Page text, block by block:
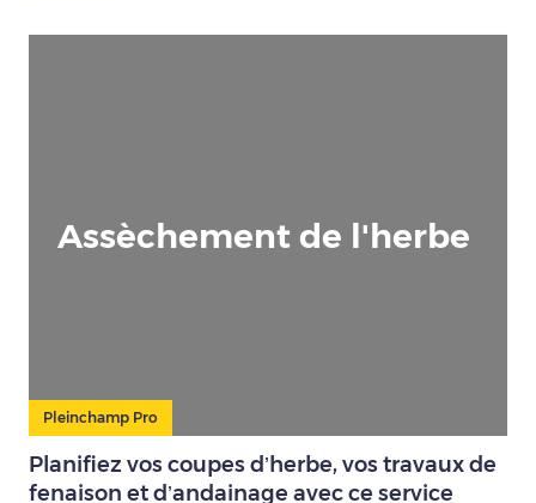
Assèchement de l'herbe
Pleinchamp Pro
Planifiez vos coupes d’herbe, vos travaux de
fenaison et d’andainage avec ce service